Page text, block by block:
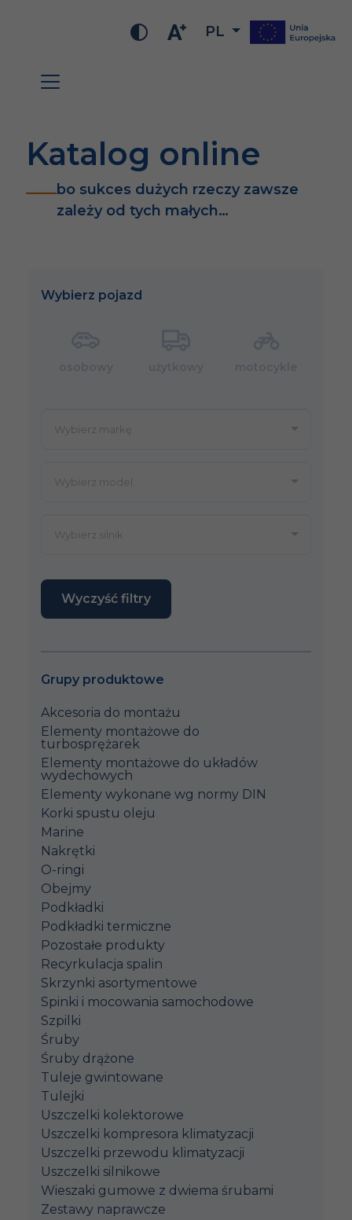
PL
Katalog online
bo sukces dużych rzeczy zawsze
zależy od tych małych…
Wybierz pojazd
Wyczyść filtry
Grupy produktowe
Akcesoria do montażu
Elementy montażowe do
turbosprężarek
Elementy montażowe do układów
wydechowych
Elementy wykonane wg normy DIN
Korki spustu oleju
Marine
Nakrętki
O-ringi
Obejmy
Podkładki
Podkładki termiczne
Pozostałe produkty
Recyrkulacja spalin
Skrzynki asortymentowe
Spinki i mocowania samochodowe
Szpilki
Śruby
Śruby drążone
Tuleje gwintowane
Tulejki
Uszczelki kolektorowe
Uszczelki kompresora klimatyzacji
Uszczelki przewodu klimatyzacji
Uszczelki silnikowe
Wieszaki gumowe z dwiema śrubami
Zestawy naprawcze